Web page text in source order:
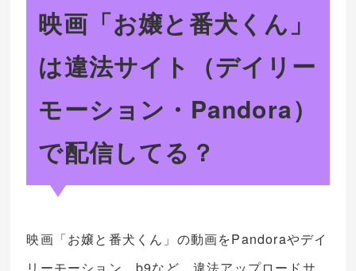
映画「お嬢と番犬くん」
は違法サイト（デイリー
モーション・Pandora）
で配信してる？
映画「お嬢と番犬くん」の動画をPandoraやデイ